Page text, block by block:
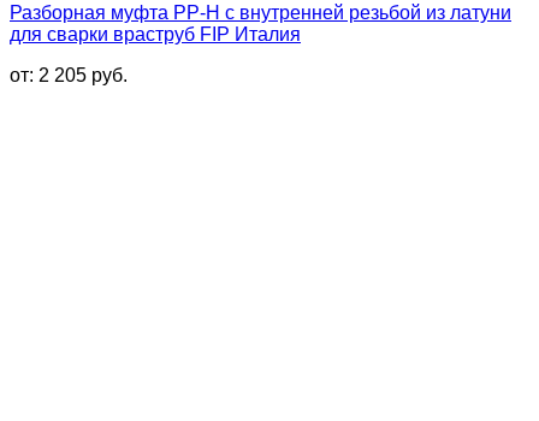
Разборная муфта PP-H с внутренней резьбой из латуни
для сварки враструб FIP Италия
от: 2 205 руб.